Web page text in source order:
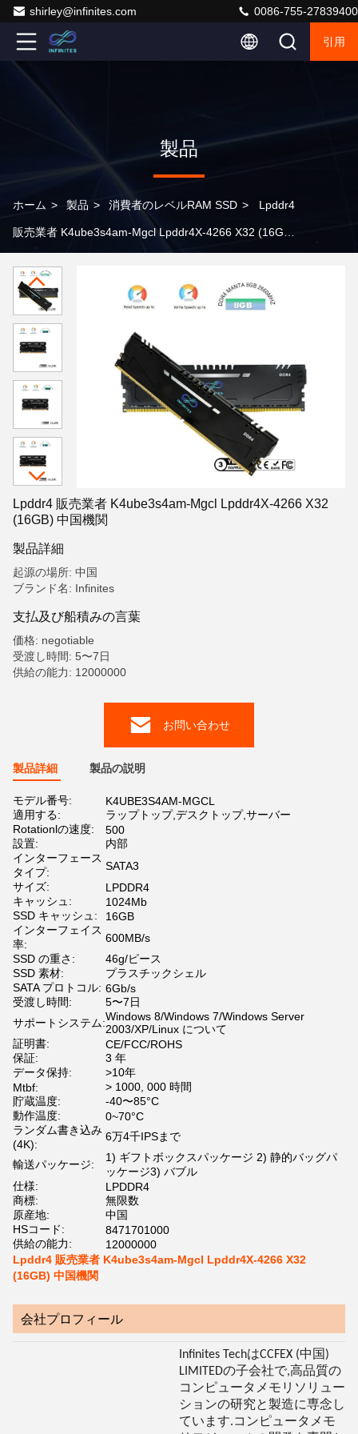
shirley@infinites.com 0086-755-27839400
引用
製品
ホーム > 製品 > 消費者のレベルRAM SSD > Lpddr4
販売業者 K4ube3s4am-Mgcl Lpddr4X-4266 X32 (16GB)
Lpddr4 販売業者 K4ube3s4am-Mgcl Lpddr4X-4266 X32
(16GB) 中国機関
製品詳細
起源の場所: 中国
ブランド名: Infinites
支払及び船積みの言葉
価格: negotiable
受渡し時間: 5〜7日
供給の能力: 12000000
お問い合わせ
製品詳細 製品の説明
モデル番号:
K4UBE3S4AM-MGCL
適用する:
ラップトップ,デスクトップ,サーバー
Rotationlの速度:
500
設置:
内部
インターフェース
タイプ:
SATA3
サイズ:
LPDDR4
キャッシュ:
1024Mb
SSD キャッシュ:
16GB
インターフェイス
率:
600MB/s
SSD の重さ:
46g/ピース
SSD 素材:
プラスチックシェル
SATA プロトコル: 6Gb/s
受渡し時間:
5〜7日
サポートシステム:Windows 8/Windows 7/Windows Server
2003/XP/Linux について
証明書:
CE/FCC/ROHS
保証:
3 年
データ保持:
>10年
Mtbf:
> 1000, 000 時間
貯蔵温度:
-40〜85°C
動作温度:
0~70°C
ランダム書き込み
(4K):
6万4千IPSまで
輸送パッケージ:
1) ギフトボックスパッケージ 2) 静的バッグパ
ッケージ3) バブル
仕様:
LPDDR4
商標:
無限数
原産地:
中国
HSコード:
8471701000
供給の能力:
12000000
Lpddr4 販売業者 K4ube3s4am-Mgcl Lpddr4X-4266 X32
(16GB) 中国機関
会社プロフィール
Infinites TechはCCFEX (中国)
LIMITEDの子会社で,高品質の
コンピュータメモリソリュー
ションの研究と製造に専念し
ています.コンピュータメモ